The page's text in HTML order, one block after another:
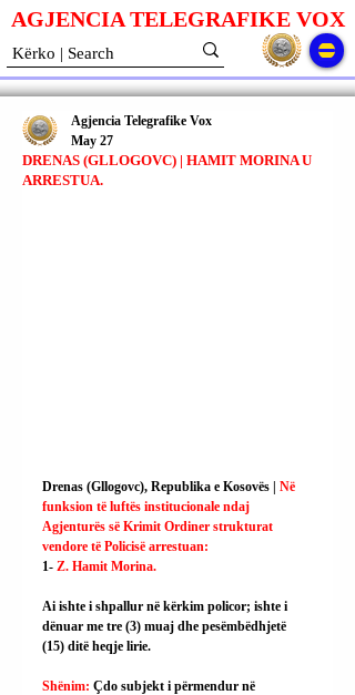
AGJENCIA TELEGRAFIKE VOX
DRENAS (GLLOGOVC) | HAMIT MORINA U
ARRESTUA.
Agjencia Telegrafike Vox
May 27
Drenas (Gllogovc), Republika e Kosovës | Në
funksion të luftës institucionale ndaj
Agjenturës së Krimit Ordiner strukturat
vendore të Policisë arrestuan:
1- Z. Hamit Morina.
Ai ishte i shpallur në kërkim policor; ishte i
dënuar me tre (3) muaj dhe pesëmbëdhjetë
(15) ditë heqje lirie.
Shënim: Çdo subjekt i përmendur në